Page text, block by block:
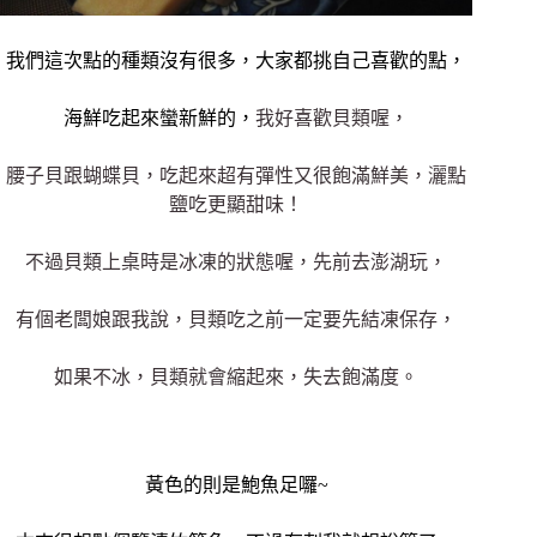
我們這次點的種類沒有很多，大家都挑自己喜歡的點，
海鮮吃起來蠻新鮮的，我好喜歡貝類喔，
腰子貝跟蝴蝶貝，吃起來超有彈性又很飽滿鮮美，灑點
鹽吃更顯甜味！
不過貝類上桌時是冰凍的狀態喔，先前去澎湖玩，
有個老闆娘跟我說，貝類吃之前一定要先結凍保存，
如果不冰，貝類就會縮起來，失去飽滿度。
黃色的則是鮑魚足囉~